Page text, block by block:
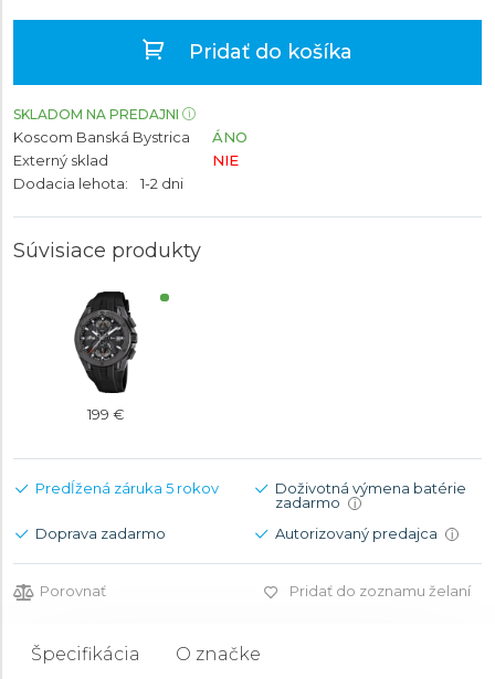
Pridať do košíka
SKLADOM NA PREDAJNI
Koscom Banská Bystrica
ÁNO
Externý sklad
NIE
Dodacia lehota:
1-2 dni
Súvisiace produkty
199 €
Predĺžená záruka 5 rokov
Doživotná výmena batérie
zadarmo
i
Doprava zadarmo Autorizovaný predajca i
Porovnať Pridať do zoznamu želaní
Špecifikácia O značke